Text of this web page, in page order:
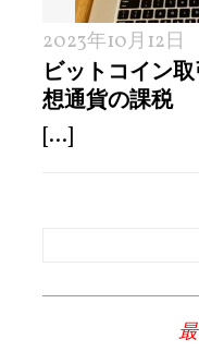
2023年10月12日
ビットコイン
想通貨の課税
[...]